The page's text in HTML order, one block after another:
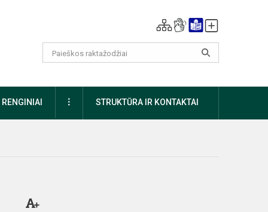
RENGINIAI DAUGIAUSTRUKTŪRA IR KONTAKTAI